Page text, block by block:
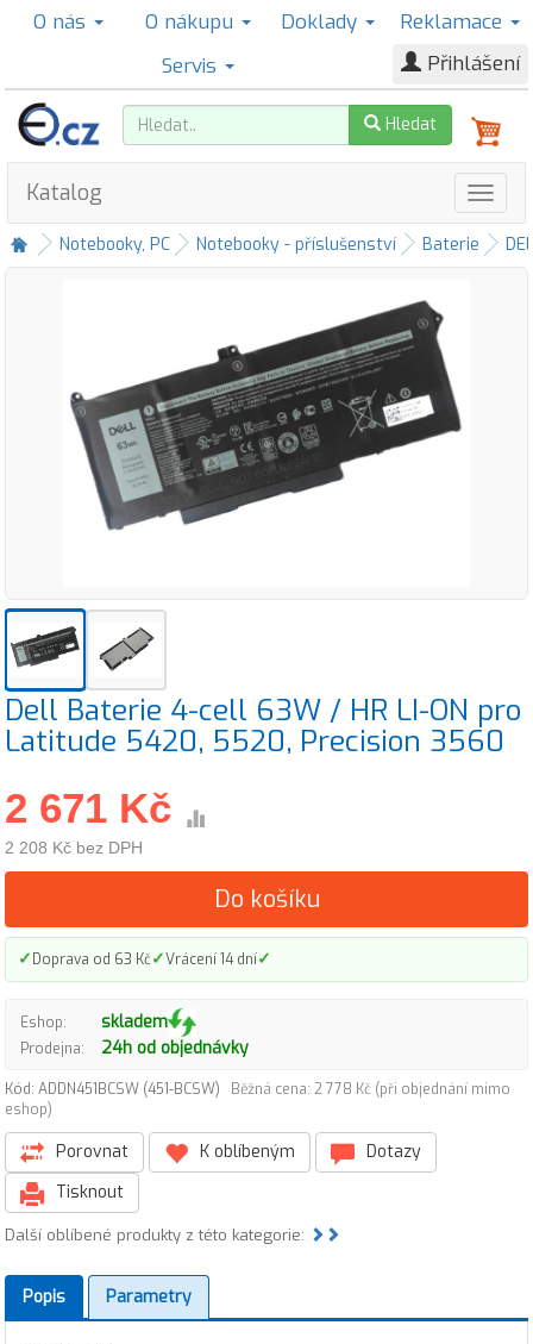
O nás O nákupu Doklady
Reklamace
Servis
Přihlášení
Hledat
Katalog
Notebooky, PC Notebooky - příslušenství Baterie
Dell Baterie 4-cell 63W / HR LI-ON pro
Latitude 5420, 5520, Precision 3560
2 671 Kč
2 208 Kč bez DPH
Do košíku
✓Doprava od 63 Kč✓Vrácení 14 dní✓
Eshop: skladem
Prodejna: 24h od objednávky
Kód: ADDN451BCSW (451-BCSW)
Běžná cena: 2 778 Kč (při objednání mimo
eshop)
Porovnat K oblíbeným
Dotazy
Tisknout
Další oblíbené produkty z této kategorie:
Popis Parametry